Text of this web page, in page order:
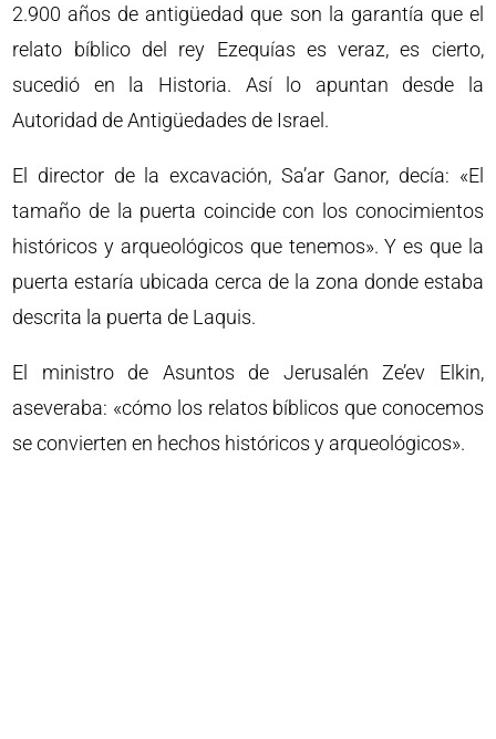
2.900 años de antigüedad que son la garantía que el
relato bíblico del rey Ezequías es veraz, es cierto,
sucedió en la Historia. Así lo apuntan desde la
Autoridad de Antigüedades de Israel.
El director de la excavación, Sa’ar Ganor, decía: «El
tamaño de la puerta coincide con los conocimientos
históricos y arqueológicos que tenemos». Y es que la
puerta estaría ubicada cerca de la zona donde estaba
descrita la puerta de Laquis.
El ministro de Asuntos de Jerusalén Ze’ev Elkin,
aseveraba: «cómo los relatos bíblicos que conocemos
se convierten en hechos históricos y arqueológicos».